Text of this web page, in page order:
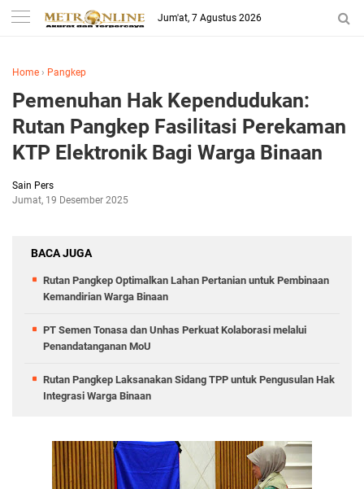
Jum'at, 7 Agustus 2026
Home › Pangkep
Pemenuhan Hak Kependudukan:
Rutan Pangkep Fasilitasi Perekaman
KTP Elektronik Bagi Warga Binaan
Sain Pers
Jumat, 19 Desember 2025
BACA JUGA
Rutan Pangkep Optimalkan Lahan Pertanian untuk Pembinaan
Kemandirian Warga Binaan
PT Semen Tonasa dan Unhas Perkuat Kolaborasi melalui
Penandatanganan MoU
Rutan Pangkep Laksanakan Sidang TPP untuk Pengusulan Hak
Integrasi Warga Binaan